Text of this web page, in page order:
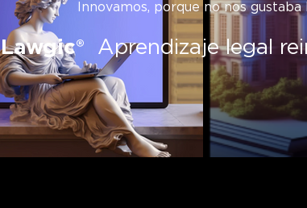
Innovamos, porque no nos
Lawgic® Aprendizaje legal